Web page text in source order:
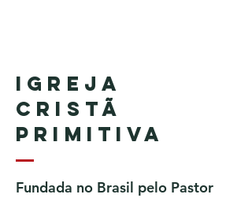
Igreja
Cristã
Primitiva
Fundada no Brasil pelo Pastor